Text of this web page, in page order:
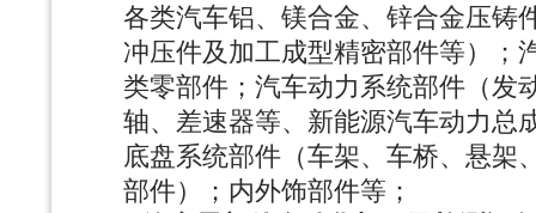
各类汽车铝、镁合金、锌合金压铸
冲压件及加工成型精密部件等）；
类零部件；汽车动力系统部件（发
轴、差速器等、新能源汽车动力总
底盘系统部件（车架、车桥、悬架
部件）；内外饰部件等；